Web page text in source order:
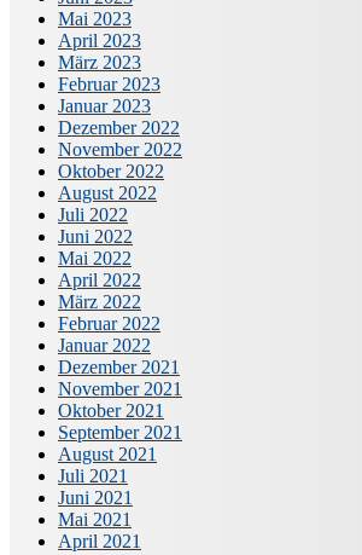
Mai 2023
April 2023
März 2023
Februar 2023
Januar 2023
Dezember 2022
November 2022
Oktober 2022
August 2022
Juli 2022
Juni 2022
Mai 2022
April 2022
März 2022
Februar 2022
Januar 2022
Dezember 2021
November 2021
Oktober 2021
September 2021
August 2021
Juli 2021
Juni 2021
Mai 2021
April 2021